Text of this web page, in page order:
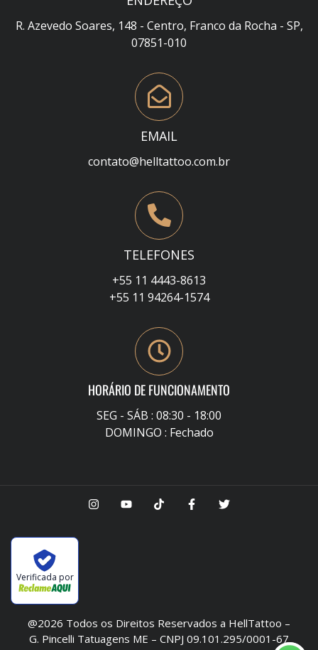
R. Azevedo Soares, 148 - Centro, Franco da Rocha - SP,
07851-010
EMAIL
contato@helltattoo.com.br
TELEFONES
+55 11 4443-8613
+55 11 94264-1574
HORÁRIO DE FUNCIONAMENTO
SEG - SÁB : 08:30 - 18:00
DOMINGO : Fechado
Verificada por
@2026 Todos os Direitos Reservados a HellTattoo –
G. Pincelli Tatuagens ME – CNPJ 09.101.295/0001-67